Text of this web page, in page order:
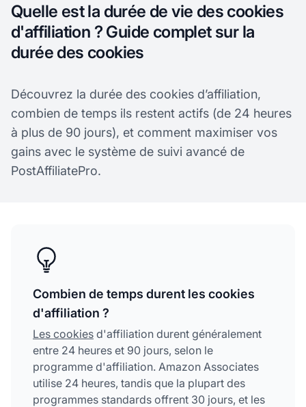
Quelle est la durée de vie des cookies
d'affiliation ? Guide complet sur la
durée des cookies
Découvrez la durée des cookies d’affiliation,
combien de temps ils restent actifs (de 24 heures
à plus de 90 jours), et comment maximiser vos
gains avec le système de suivi avancé de
PostAffiliatePro.
Combien de temps durent les cookies
d'affiliation ?
Les cookies d'affiliation durent généralement
entre 24 heures et 90 jours, selon le
programme d'affiliation. Amazon Associates
utilise 24 heures, tandis que la plupart des
programmes standards offrent 30 jours, et les